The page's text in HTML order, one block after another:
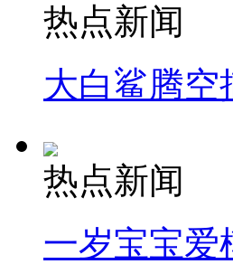
热点新闻
大白鲨腾空
热点新闻
一岁宝宝爱